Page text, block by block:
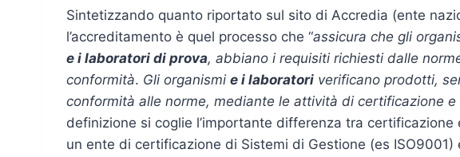
Sintetizzando quanto riportato sul sito di Accredia (ente
l’accreditamento è quel processo che “assicura che gli
e i laboratori di prova, abbiano i requisiti richiesti dalle
conformità. Gli organismi e i laboratori verificano prodotti,
conformità alle norme, mediante le attività di certificazione e
definizione si coglie l’importante differenza tra
un ente di certificazione di Sistemi di Gestione (es